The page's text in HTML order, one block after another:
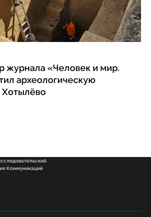
журнала «Человек и мир.
археологическую
Хотылёво
Коммуникаций